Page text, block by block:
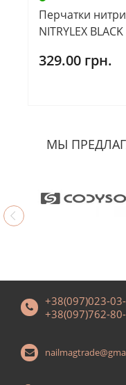
Перчатки
NITRYLEX
329.00 грн.
МЫ
+38(097)023-
+38(097)762-